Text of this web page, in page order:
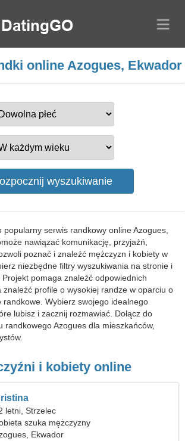
online Azogues, Ekwador
popularny serwis randkowy online Azogues,
nawiązać komunikację, przyjaźń,
poznać i znaleźć mężczyzn i kobiety w
niezbędne filtry wyszukiwania na stronie i
pomaga znaleźć odpowiednich
znaleźć profile o wysokiej randze w oparciu o
randkowe. Wybierz swojego idealnego
lubisz i zacznij rozmawiać. Dołącz do
randkowego Azogues dla mieszkańców,
i kobiety online
letni, Strzelec
szuka mężczyzny
Ekwador